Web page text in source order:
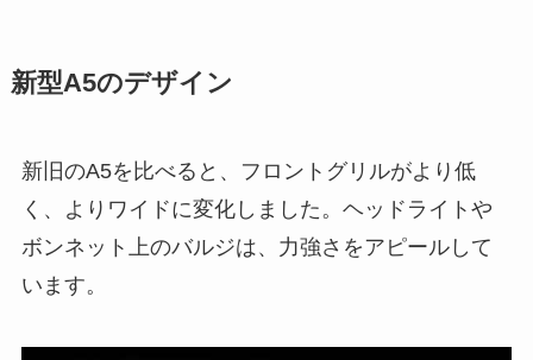
新型A5のデザイン
新旧のA5を比べると、フロントグリルがより低
く、よりワイドに変化しました。ヘッドライトや
ボンネット上のバルジは、力強さをアピールして
います。